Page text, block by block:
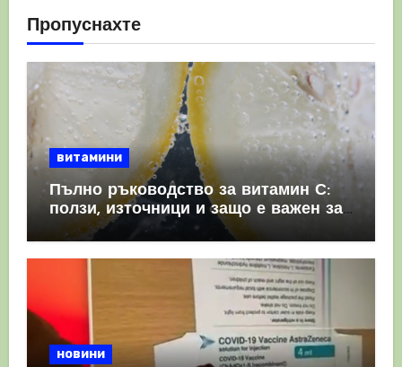
Пропуснахте
витамини
Пълно ръководство за витамин С:
ползи, източници и защо е важен за
имунната система
новини